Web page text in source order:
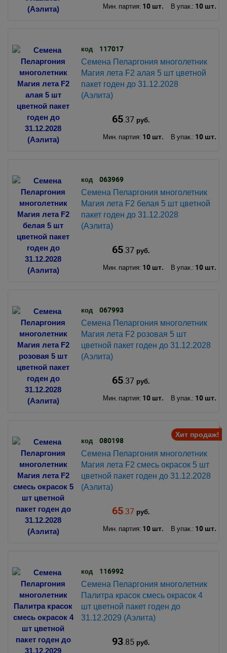
Мин. партия: 10 шт. В упак.: 10 шт.
код 117017
Семена Пеларгония многолетник
Магия лета F2 алая 5 шт цветной
пакет годен до 31.12.2028
(Аэлита)
65.37 руб.
Мин. партия: 10 шт. В упак.: 10 шт.
код 063969
Семена Пеларгония многолетник
Магия лета F2 белая 5 шт цветной
пакет годен до 31.12.2028
(Аэлита)
65.37 руб.
Мин. партия: 10 шт. В упак.: 10 шт.
код 067993
Семена Пеларгония многолетник
Магия лета F2 розовая 5 шт
цветной пакет годен до 31.12.2028
(Аэлита)
65.37 руб.
Мин. партия: 10 шт. В упак.: 10 шт.
Хит продаж!
код 080198
Семена Пеларгония многолетник
Магия лета F2 смесь окрасок 5 шт
цветной пакет годен до 31.12.2028
(Аэлита)
65.37 руб.
Мин. партия: 10 шт. В упак.: 10 шт.
код 116992
Семена Пеларгония многолетник
Палитра красок смесь окрасок 4
шт цветной пакет годен до
31.12.2029 (Аэлита)
93.85руб.